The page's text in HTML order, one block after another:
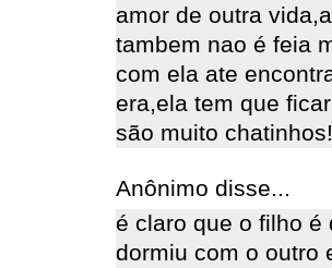
amor de outra
tambem nao é feia
com ela ate
era,ela tem que
são muito
Anônimo disse...
é claro que o filho é
dormiu com o outro